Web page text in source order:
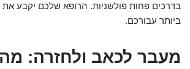
בדרכים פחות פולשניות. הרופא שלכם יקבע
ביותר עבורכם.
מעבר לכאב ולחזרה: מה